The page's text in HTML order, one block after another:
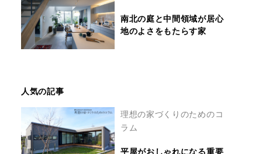
南北の庭と中間領域が居心
地のよさをもたらす家
人気の記事
理想の家づくりのためのコ
ラム
平屋がおしゃれになる重要